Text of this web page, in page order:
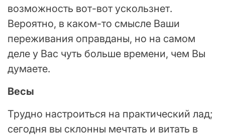
возможность вот-вот ускользнет.
Вероятно, в каком-то смысле Ваши
переживания оправданы, но на самом
деле у Вас чуть больше времени, чем Вы
думаете.
Весы
Трудно настроиться на практический лад;
сегодня вы склонны мечтать и витать в